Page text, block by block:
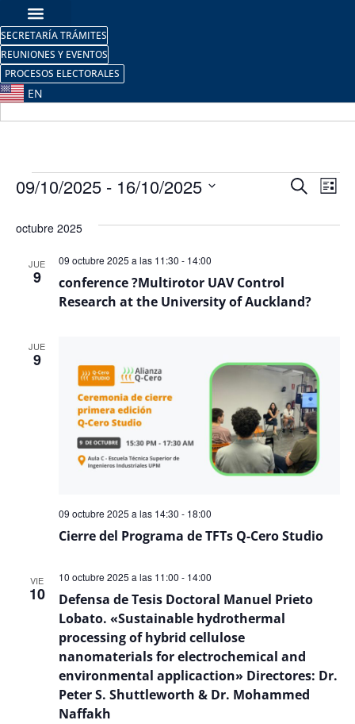
SECRETARÍA TRÁMITES
REUNIONES Y EVENTOS
PROCESOS ELECTORALES
EN
de
BuscarLista
09/10/2025 - 16/10/2025
fecha.
octubre 2025
JUE
9
conference ?Multirotor UAV Control
Research at the University of Auckland?
09 octubre 2025 a las 11:30 - 14:00
JUE
9
Cierre del Programa de TFTs Q-Cero Studio
09 octubre 2025 a las 14:30 - 18:00
VIE
10
Defensa de Tesis Doctoral Manuel Prieto
Lobato. «Sustainable hydrothermal
processing of hybrid cellulose
nanomaterials for electrochemical and
environmental applicaction» Directores: Dr.
Peter S. Shuttleworth & Dr. Mohammed
Naffakh
10 octubre 2025 a las 11:00 - 14:00